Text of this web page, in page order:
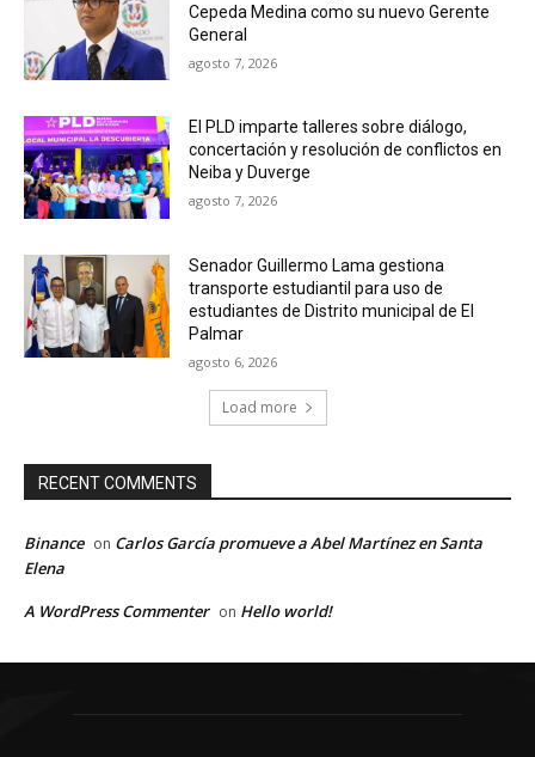
Cepeda Medina como su nuevo Gerente
General
agosto 7, 2026
El PLD imparte talleres sobre diálogo,
concertación y resolución de conflictos en
Neiba y Duverge
agosto 7, 2026
Senador Guillermo Lama gestiona
transporte estudiantil para uso de
estudiantes de Distrito municipal de El
Palmar
agosto 6, 2026
Load more
RECENT COMMENTS
Binance on Carlos García promueve a Abel Martínez en Santa
Elena
A WordPress Commenter on Hello world!